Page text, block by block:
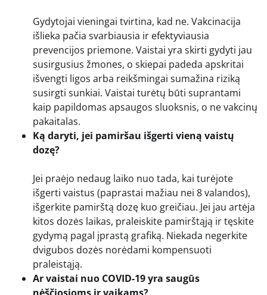
Gydytojai vieningai tvirtina, kad ne. Vakcinacija
išlieka pačia svarbiausia ir efektyviausia
prevencijos priemone. Vaistai yra skirti gydyti jau
susirgusius žmones, o skiepai padeda apskritai
išvengti ligos arba reikšmingai sumažina riziką
susirgti sunkiai. Vaistai turėtų būti suprantami
kaip papildomas apsaugos sluoksnis, o ne vakcinų
pakaitalas.
Ką daryti, jei pamiršau išgerti vieną vaistų
dozę?
Jei praėjo nedaug laiko nuo tada, kai turėjote
išgerti vaistus (paprastai mažiau nei 8 valandos),
išgerkite pamirštą dozę kuo greičiau. Jei jau artėja
kitos dozės laikas, praleiskite pamirštąją ir tęskite
gydymą pagal įprastą grafiką. Niekada negerkite
dvigubos dozės norėdami kompensuoti
praleistąją.
Ar vaistai nuo COVID-19 yra saugūs